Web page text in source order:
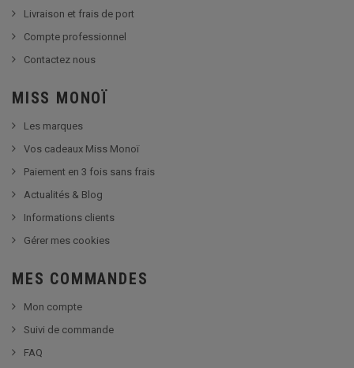
Livraison et frais de port
Compte professionnel
Contactez nous
MISS MONOÏ
Les marques
Vos cadeaux Miss Monoï
Paiement en 3 fois sans frais
Actualités & Blog
Informations clients
Gérer mes cookies
MES COMMANDES
Mon compte
Suivi de commande
FAQ